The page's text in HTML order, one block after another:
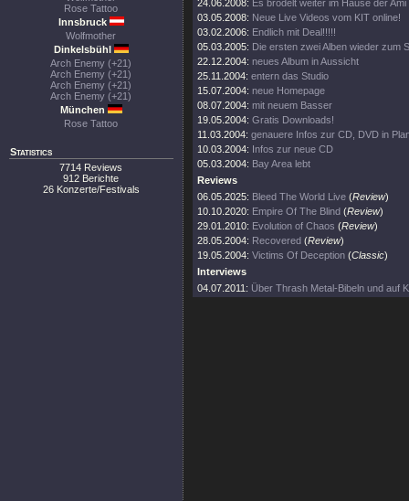
Rose Tattoo
Innsbruck
Wolfmother
Dinkelsbühl
Arch Enemy (+21)
Arch Enemy (+21)
Arch Enemy (+21)
Arch Enemy (+21)
München
Rose Tattoo
Statistics
7714 Reviews
912 Berichte
26 Konzerte/Festivals
24.06.2008: Es brodelt weiter im Hause der
03.05.2008: Neue Live Videos vom KIT online!
03.02.2006: Endlich mit Deal!!!!!
05.03.2005: Die ersten zwei Alben wieder zum
22.12.2004: neues Album in Aussicht
25.11.2004: entern das Studio
15.07.2004: neue Homepage
08.07.2004: mit neuem Basser
19.05.2004: Gratis Downloads!
11.03.2004: genauere Infos zur CD, DVD in
10.03.2004: Infos zur neue CD
05.03.2004: Bay Area lebt
Reviews
06.05.2025: Bleed The World Live (Review)
10.10.2020: Empire Of The Blind (Review)
29.01.2010: Evolution of Chaos (Review)
28.05.2004: Recovered (Review)
19.05.2004: Victims Of Deception (Classic)
Interviews
04.07.2011: Über Thrash Metal-Bibeln und auf